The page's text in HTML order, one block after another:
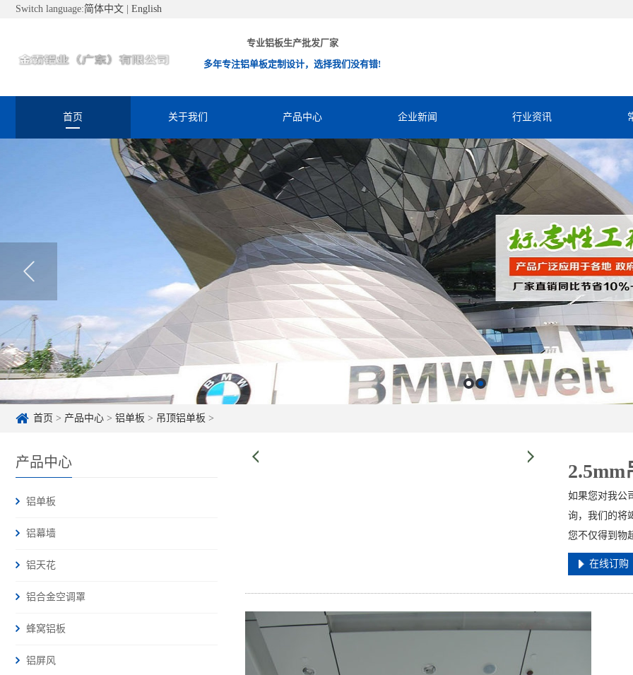
Switch language:简体中文 English
专业铝板生产批发厂家
多年专注铝单板定制设计，选择我们没有错!
首页 关于我们 产品中心 企业新闻 行业资讯
首页 > 产品中心 > 铝单板 > 吊顶铝单板 >
产品中心
铝单板
铝幕墙
铝天花
铝合金空调罩
蜂窝铝板
铝屏风
2.5mm
如果您对我公
询，我们的将
您不仅得到物
在线订购